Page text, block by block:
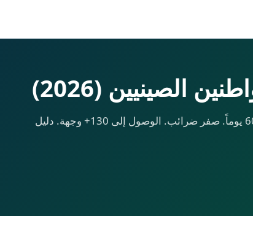
الصينيين (2026)
جواز سفر ثانٍ مقابل $130,000 في 45–60 يوماً. صفر ضرائب. الوصول إلى 130+ وجهة. دليل